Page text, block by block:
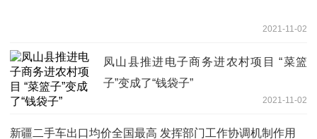
2021-11-02
凤山县推进电子商务进农村项目 “菜篮
子”变成了“钱袋子”
2021-11-02
新疆二手车出口均价全国最高 发挥部门工作协调机制作用